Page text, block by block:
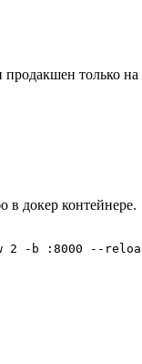
только на
в докер контейнере.
2 -b :8000 --